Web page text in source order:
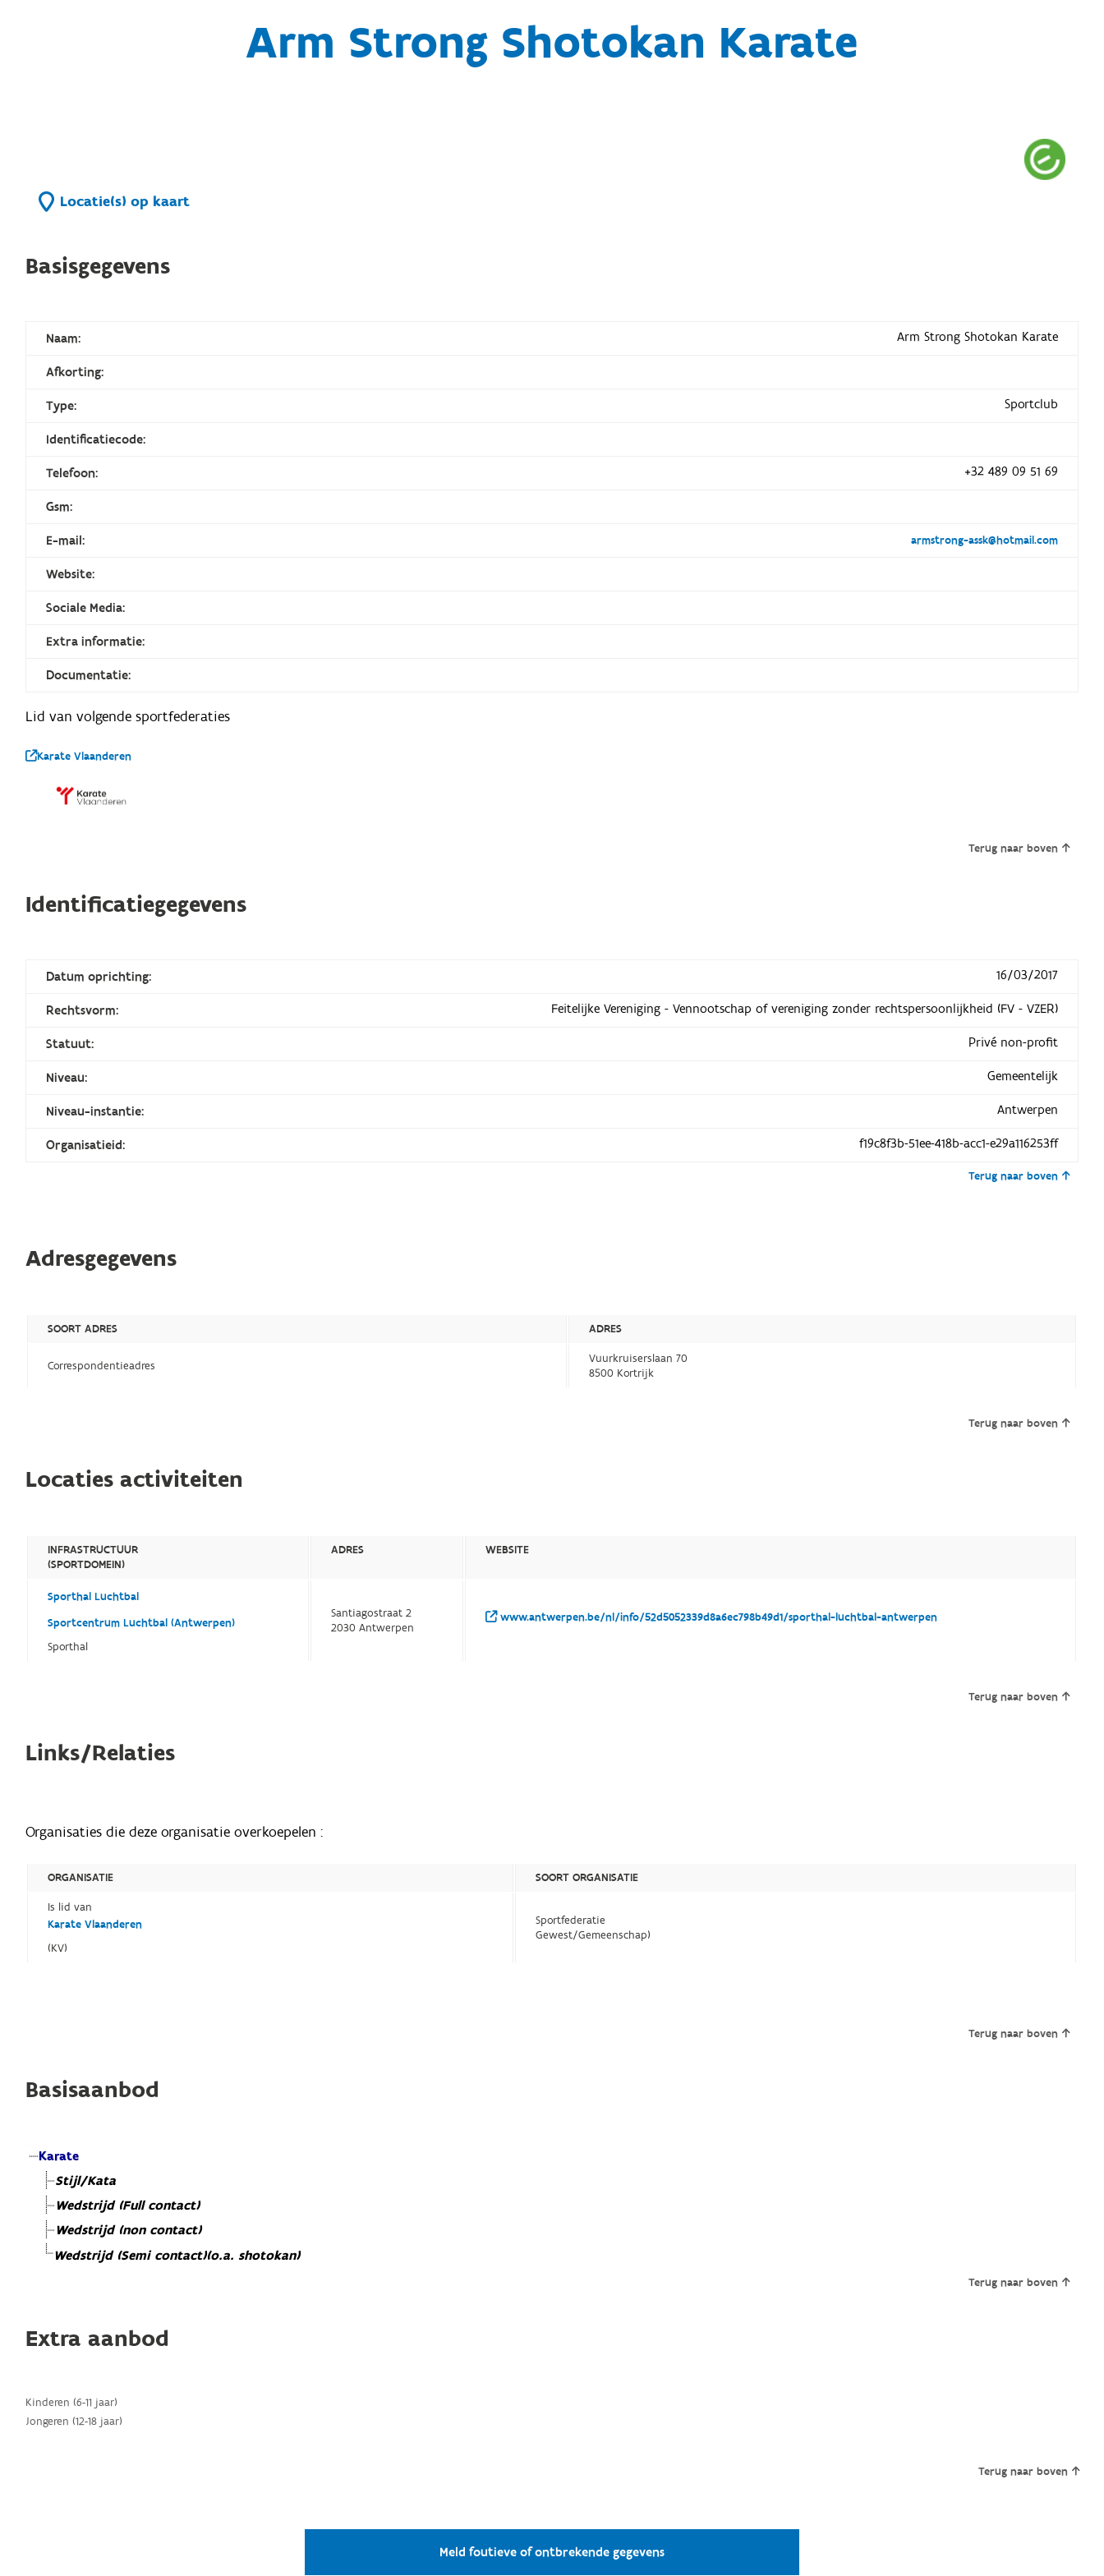
Arm Strong Shotokan Karate
Locatie(s) op kaart
Basisgegevens
Naam: Arm Strong Shotokan Karate
Afkorting:
Type: Sportclub
Identificatiecode:
Telefoon: +32 489 09 51 69
Gsm:
E-mail: armstrong-assk@hotmail.com
Website:
Sociale Media:
Extra informatie:
Documentatie:
Lid van volgende sportfederaties
Karate Vlaanderen
Terug naar boven
Identificatiegegevens
Datum oprichting: 16/03/2017
Rechtsvorm: Feitelijke Vereniging - Vennootschap of vereniging zonder rechtspersoonlijkheid (FV - VZER)
Statuut: Privé non-profit
Niveau: Gemeentelijk
Niveau-instantie: Antwerpen
Organisatieid: f19c8f3b-51ee-418b-acc1-e29a116253ff
Terug naar boven
Adresgegevens
SOORT ADRES ADRES
Correspondentieadres
Vuurkruiserslaan 70
8500 Kortrijk
Terug naar boven
Locaties activiteiten
INFRASTRUCTUUR
(SPORTDOMEIN)
ADRES WEBSITE
Sporthal Luchtbal
Sportcentrum Luchtbal (Antwerpen)
Sporthal
Santiagostraat 2
2030 Antwerpen
www.antwerpen.be/nl/info/52d5052339d8a6ec798b49d1/sporthal-luchtbal-antwerpen
Terug naar boven
Links/Relaties
Organisaties die deze organisatie overkoepelen :
ORGANISATIE
SOORT ORGANISATIE
Is lid van
Karate Vlaanderen
(KV)
Sportfederatie
Gewest/Gemeenschap)
Terug naar boven
Basisaanbod
Karate
Stijl/Kata
Wedstrijd (Full contact)
Wedstrijd (non contact)
Wedstrijd (Semi contact)(o.a. shotokan)
Terug naar boven
Extra aanbod
Kinderen (6-11 jaar)
Jongeren (12-18 jaar)
Terug naar boven
Meld foutieve of ontbrekende gegevens